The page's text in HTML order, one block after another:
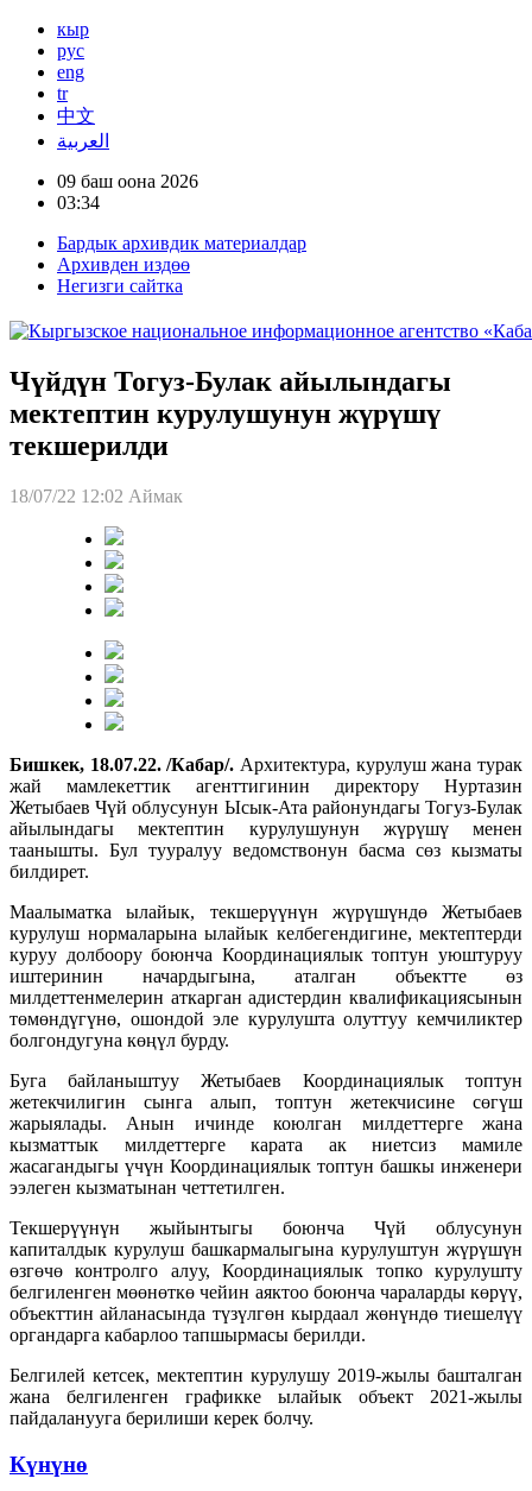
кыр
рус
eng
tr
中文
العربية
09 баш оона 2026
03:34
Бардык архивдик материалдар
Архивден издөө
Негизги сайтка
Чүйдүн Тогуз-Булак айылындагы
мектептин курулушунун жүрүшү
текшерилди
18/07/22 12:02 Аймак
Бишкек, 18.07.22. /Кабар/. Архитектура, курулуш жана турак
жай мамлекеттик агенттигинин директору Нуртазин
Жетыбаев Чүй облусунун Ысык-Ата районундагы Тогуз-Булак
айылындагы мектептин курулушунун жүрүшү менен
таанышты. Бул тууралуу ведомствонун басма сөз кызматы
билдирет.
Маалыматка ылайык, текшерүүнүн жүрүшүндө Жетыбаев
курулуш нормаларына ылайык келбегендигине, мектептерди
куруу долбоору боюнча Координациялык топтун уюштуруу
иштеринин начардыгына, аталган объектте өз
милдеттенмелерин аткарган адистердин квалификациясынын
төмөндүгүнө, ошондой эле курулушта олуттуу кемчиликтер
болгондугуна көңүл бурду.
Буга байланыштуу Жетыбаев Координациялык топтун
жетекчилигин сынга алып, топтун жетекчисине сөгүш
жарыялады. Анын ичинде коюлган милдеттерге жана
кызматтык милдеттерге карата ак ниетсиз мамиле
жасагандыгы үчүн Координациялык топтун башкы инженери
ээлеген кызматынан четтетилген.
Текшерүүнүн жыйынтыгы боюнча Чүй облусунун
капиталдык курулуш башкармалыгына курулуштун жүрүшүн
өзгөчө контролго алуу, Координациялык топко курулушту
белгиленген мөөнөткө чейин аяктоо боюнча чараларды көрүү,
объекттин айланасында түзүлгөн кырдаал жөнүндө тиешелүү
органдарга кабарлоо тапшырмасы берилди.
Белгилей кетсек, мектептин курулушу 2019-жылы башталган
жана белгиленген графикке ылайык объект 2021-жылы
пайдаланууга берилиши керек болчу.
Күнүнө